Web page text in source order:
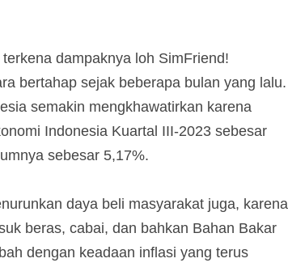
dampaknya loh SimFriend!
bertahap sejak beberapa bulan yang lalu.
semakin mengkhawatirkan karena
Indonesia Kuartal III-2023 sebesar
sebesar 5,17%.
daya beli masyarakat juga, karena
beras, cabai, dan bahkan Bahan Bakar
dengan keadaan inflasi yang terus